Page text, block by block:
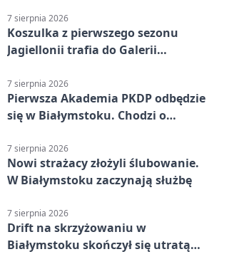
7 sierpnia 2026
Koszulka z pierwszego sezonu
Jagiellonii trafia do Galerii
7 sierpnia 2026
Pierwsza Akademia PKDP odbędzie
się w Białymstoku. Chodzi o
7 sierpnia 2026
Nowi strażacy złożyli ślubowanie.
W Białymstoku zaczynają służbę
7 sierpnia 2026
Drift na skrzyżowaniu w
Białymstoku skończył się utratą